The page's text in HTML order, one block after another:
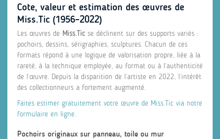
Cote, valeur et estimation des œuvres de
Miss.Tic (1956–2022)
Les œuvres de Miss.Tic se déclinent sur des supports variés :
pochoirs, dessins, sérigraphies, sculptures. Chacun de ces
formats répond à une logique de valorisation propre, liée à la
rareté, à la technique employée, au format ou à l’authenticité
de l’œuvre. Depuis la disparition de l’artiste en 2022, l’intérêt
des collectionneurs a fortement augmenté.
Faites estimer gratuitement votre œuvre de Miss.Tic via notre
formulaire en ligne.
Pochoirs originaux sur panneau, toile ou mur